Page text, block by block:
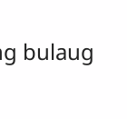
bulaug